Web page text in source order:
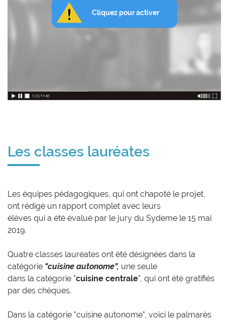
Les classes lauréates
Les équipes pédagogiques, qui ont chapoté le projet,
ont rédigé un rapport complet avec leurs
élèves qui a été évalué par le jury du Sydeme le 15 mai
2019.
Quatre classes lauréates ont été désignées dans la
catégorie "cuisine autonome", une seule
dans la catégorie "cuisine centrale", qui ont été gratifiés
par des chèques.
Dans la catégorie "cuisine autonome", voici le palmarès